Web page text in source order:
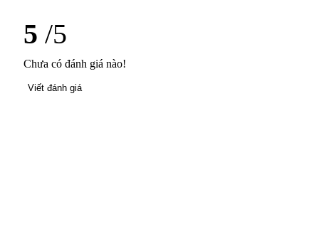
5 /5
Chưa có đánh giá nào!
Viết đánh giá